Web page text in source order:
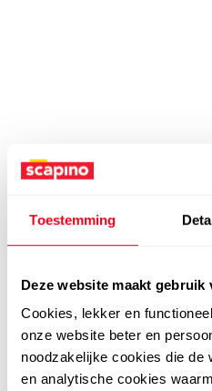
Toestemming
Deze website maakt gebruik
Cookies, lekker en
onze website beter en
noodzakelijke cookies die de
en analytische cookies